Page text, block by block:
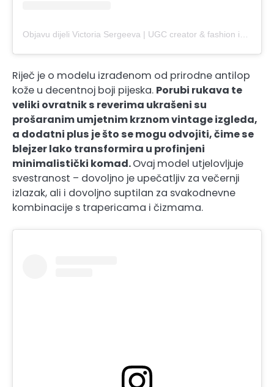
Riječ je o modelu izrađenom od prirodne antilop
kože u decentnoj boji pijeska. Porubi rukava te
veliki ovratnik s reverima ukrašeni su
prošaranim umjetnim krznom vintage izgleda,
a dodatni plus je što se mogu odvojiti, čime se
blejzer lako transformira u profinjeni
minimalistički komad.Ovaj model utjelovljuje
svestranost – dovoljno je upečatljiv za večernji
izlazak, ali i dovoljno suptilan za svakodnevne
kombinacije s trapericama i čizmama.